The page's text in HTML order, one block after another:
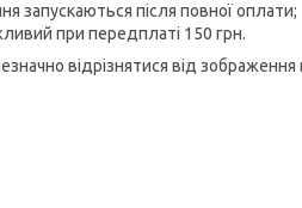
запускаються після повної оплати;
при передплаті 150 грн.
відрізнятися від